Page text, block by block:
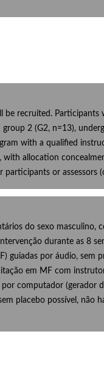
be recruited.
2 (G2, n=13),
with a qualified
allocation
or assessors
do sexo masculino,
durante as 8
guiadas por áudio, sem
em MF com
computador (gerador
placebo possível, não